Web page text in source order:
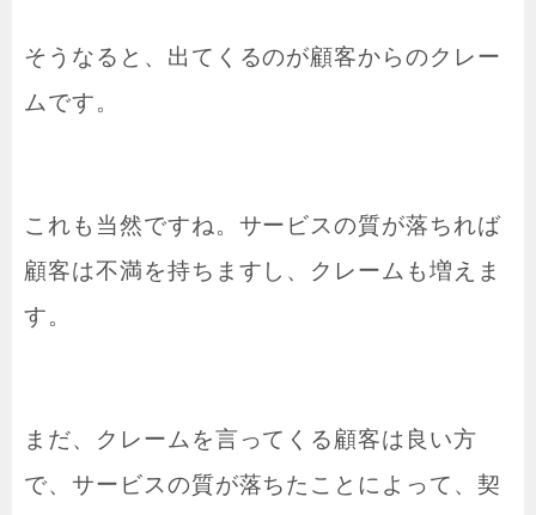
そうなると、出てくるのが顧客からのクレー
ムです。
これも当然ですね。サービスの質が落ちれば
顧客は不満を持ちますし、クレームも増えま
す。
まだ、クレームを言ってくる顧客は良い方
で、サービスの質が落ちたことによって、契